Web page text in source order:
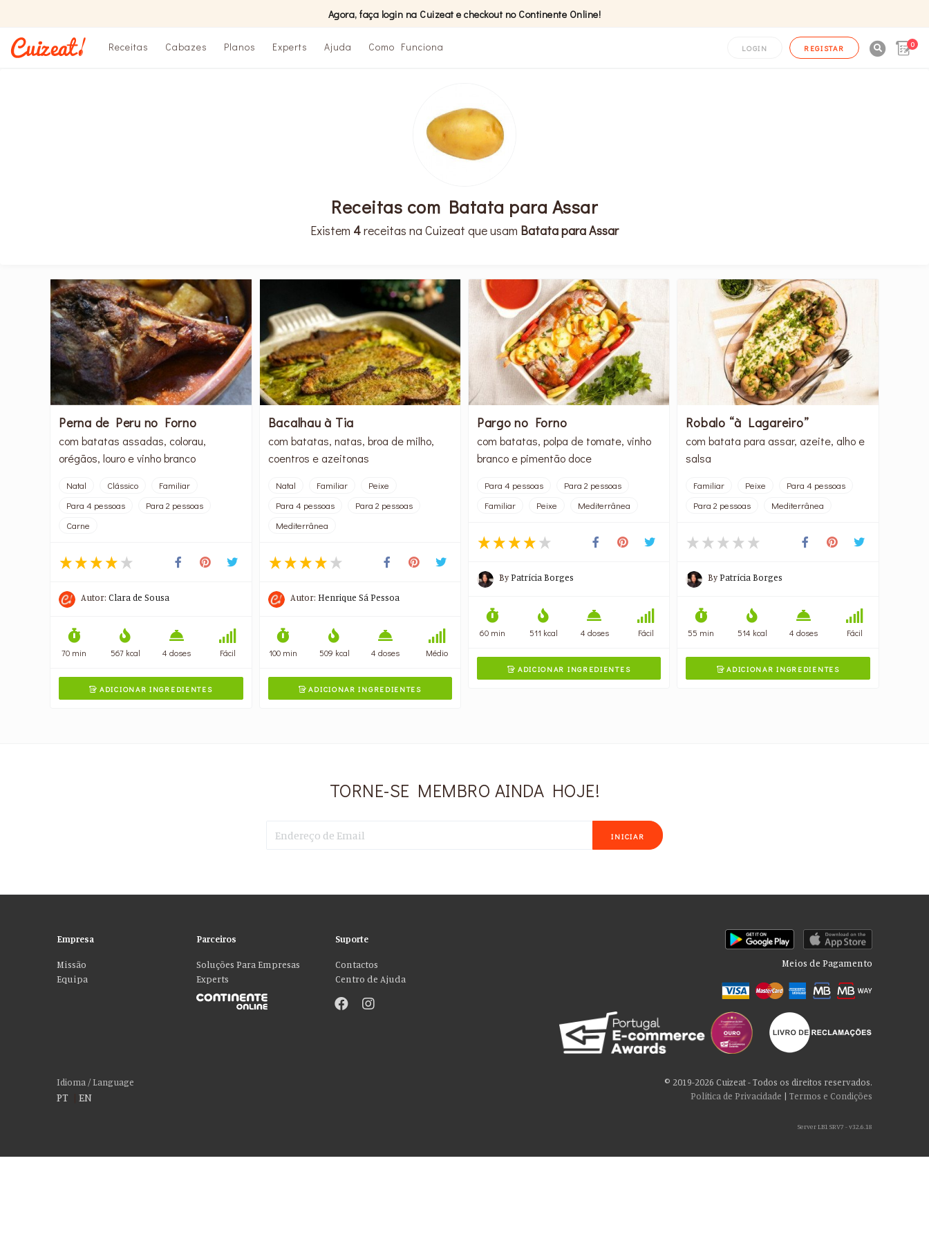
Agora, faça login na Cuizeat e checkout no Continente Online!
Receitas Cabazes Planos Experts Ajuda Como Funciona LOGIN REGISTAR 0
Receitas com Batata para Assar
Existem 4receitas na Cuizeat que usam Batata para Assar
Perna de Peru no Forno
com batatas assadas, colorau,
orégãos, louro e vinho branco
Natal Clássico
Familiar
Para 4 pessoas
Para 2 pessoas
Carne
Autor:Clara de Sousa
70 min 567 kcal 4 doses Fácil
 ADICIONAR INGREDIENTES
Bacalhau à Tia
com batatas, natas, broa de milho,
coentros e azeitonas
Natal Familiar
Peixe
Para 4 pessoas
Para 2 pessoas
Mediterrânea
Autor: Henrique Sá Pessoa
100 min 509 kcal 4 doses Médio
ADICIONAR INGREDIENTES
Pargo no Forno
com batatas, polpa de tomate, vinho
branco e pimentão doce
Para 4 pessoas
Para 2 pessoas
Familiar
Peixe Mediterrânea
ByPatrícia Borges
60 min 511 kcal 4 doses Fácil
 ADICIONAR INGREDIENTES
Robalo “à Lagareiro”
com batata para assar, azeite, alho e
salsa
Familiar Peixe
Para 4 pessoas
Para 2 pessoas
Mediterrânea
ByPatrícia Borges
55 min 514 kcal 4 doses Fácil
ADICIONAR INGREDIENTES
TORNE-SE MEMBRO AINDA HOJE!
INICIAR
Empresa
Missão
Equipa
Parceiros
Soluções Para Empresas
Experts
Suporte
Contactos
Centro de Ajuda
Meios de Pagamento
Idioma / Language
PT |EN
© 2019-2026 Cuizeat - Todos os direitos reservados.
Política de Privacidade | Termos e Condições
Server LB1 SRV7 - v32.6.18